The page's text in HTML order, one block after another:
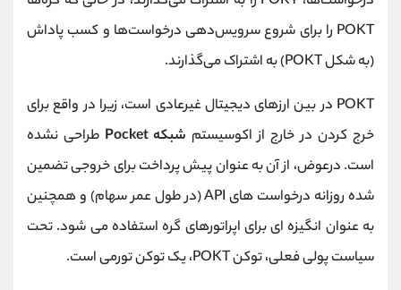
POKT را برای شروع سرویس‌دهی درخواست‌ها و کسب پاداش
(به شکل POKT) به اشتراک می‌گذارند.
POKT در بین ارزهای دیجیتال غیرعادی است، زیرا در واقع برای
خرج کردن در خارج از اکوسیستم شبکه Pocket
طراحی نشده
است. درعوض، از آن به عنوان پیش پرداخت برای خروجی تضمین
شده روزانه درخواست های API (در طول عمر سهام) و همچنین
به عنوان انگیزه ای برای اپراتورهای گره استفاده می شود. تحت
سیاست پولی فعلی، توکن POKT، یک توکن تورمی است.